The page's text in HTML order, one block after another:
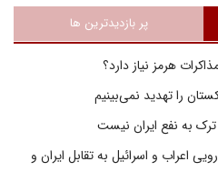
پر بازدیدترین ها
هرمز نیاز دارد؟
را تهدید نمی‌بینیم
به نفع ایران نیست
اعراب و اسرائیل به تقابل ایران و